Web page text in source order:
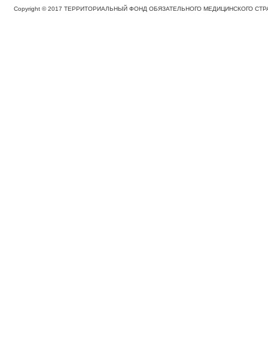
Copyright © 2017 ТЕРРИТОРИАЛЬНЫЙ ФОНД ОБЯЗАТЕЛЬНОГО МЕДИЦИНСКОГО